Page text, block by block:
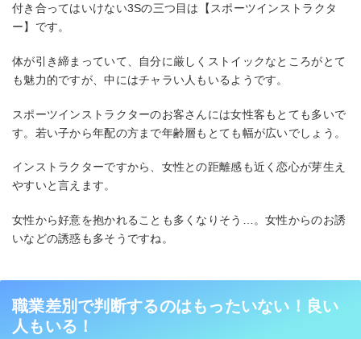
付き合ってはいけない3Sの三つ目は【スポーツインストラクタ
ー】です。
体が引き締まっていて、自分に厳しくストイックなところがとて
も魅力的ですが、中にはチャラい人もいるようです。
スポーツインストラクターのお客さんには女性客もとても多いで
す。若い子から年配の方まで年齢層もとても幅が広いでしょう。
インストラクターですから、女性との距離感も近く恋心が芽生え
やすいと言えます。
女性から好意を抱かれることも多くなりそう…。女性からのお誘
いなどの誘惑も多そうですね。
職業差別で判断するのはもったいない！良い
人もいる！